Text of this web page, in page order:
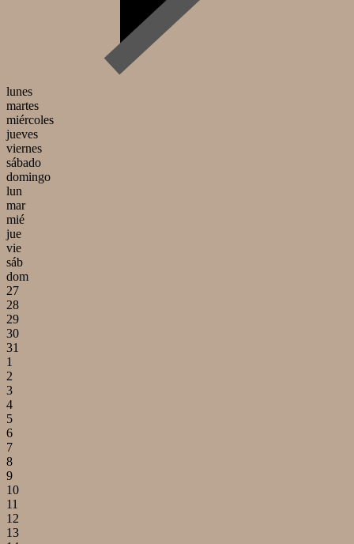
lunes
martes
miércoles
jueves
viernes
sábado
domingo
lun
mar
mié
jue
vie
sáb
dom
27
28
29
30
31
1
2
3
4
5
6
7
8
9
10
11
12
13